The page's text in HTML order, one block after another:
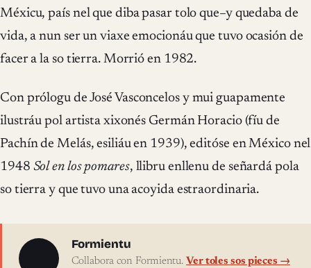
Méxicu, país nel que diba pasar tolo que–y quedaba de
vida, a nun ser un viaxe emocionáu que tuvo ocasión de
facer a la so tierra. Morrió en 1982.
Con prólogu de José Vasconcelos y mui guapamente
ilustráu pol artista xixonés Germán Horacio (fíu de
Pachín de Melás, esiliáu en 1939), editóse en México nel
1948 Sol en los pomares, llibru enllenu de señardá pola
so tierra y que tuvo una acoyida estraordinaria.
Sobre l'autor
Formientu
Collabora con Formientu. Ver toles sos pieces →